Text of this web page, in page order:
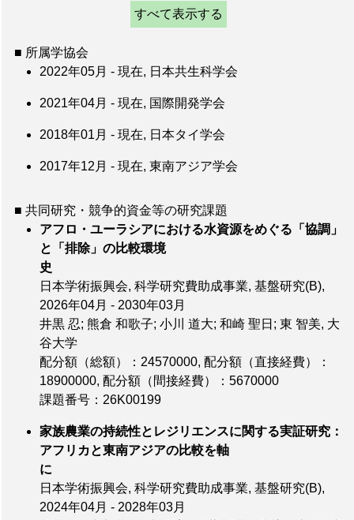
すべて表示する
■ 所属学協会
2022年05月 - 現在, 日本共生科学会
2021年04月 - 現在, 国際開発学会
2018年01月 - 現在, 日本タイ学会
2017年12月 - 現在, 東南アジア学会
■ 共同研究・競争的資金等の研究課題
アフロ・ユーラシアにおける水資源をめぐる「協調」
と「排除」の比較環境
史
日本学術振興会, 科学研究費助成事業, 基盤研究(B),
2026年04月 - 2030年03月
井黒 忍; 熊倉 和歌子; 小川 道大; 和崎 聖日; 東 智美, 大
谷大学
配分額（総額）：24570000, 配分額（直接経費）：
18900000, 配分額（間接経費）：5670000
課題番号：26K00199
家族農業の持続性とレジリエンスに関する実証研究：
アフリカと東南アジアの比較を軸
に
日本学術振興会, 科学研究費助成事業, 基盤研究(B),
2024年04月 - 2028年03月